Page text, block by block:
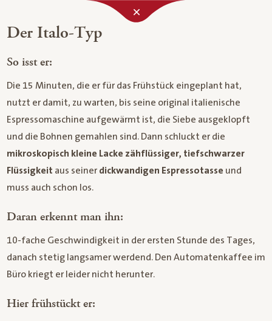
Der Italo-Typ
So isst er:
Die 15 Minuten, die er für das Frühstück eingeplant hat,
nutzt er damit, zu warten, bis seine original italienische
Espressomaschine aufgewärmt ist, die Siebe ausgeklopft
und die Bohnen gemahlen sind. Dann schluckt er die
mikroskopisch kleine Lacke zähflüssiger, tiefschwarzer
Flüssigkeit aus seiner dickwandigen Espressotasse und
muss auch schon los.
Daran erkennt man ihn:
10-fache Geschwindigkeit in der ersten Stunde des Tages,
danach stetig langsamer werdend. Den Automatenkaffee im
Büro kriegt er leider nicht herunter.
Hier frühstückt er: